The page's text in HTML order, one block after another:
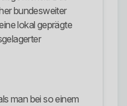
bundesweiter
lokal geprägte
man bei so einem